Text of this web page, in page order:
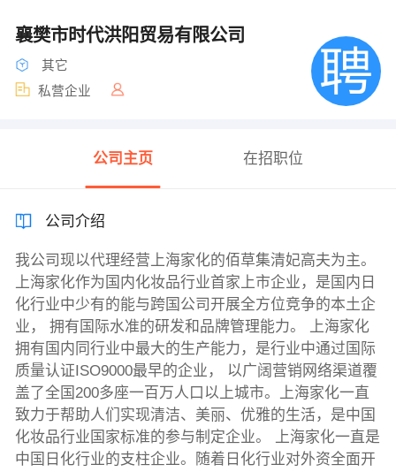
襄樊市时代洪阳贸易有限公司
其它
私营企业
公司主页 在招职位
公司介绍
我公司现以代理经营上海家化的佰草集清妃高夫为主。
上海家化作为国内化妆品行业首家上市企业，是国内日
化行业中少有的能与跨国公司开展全方位竞争的本土企
业， 拥有国际水准的研发和品牌管理能力。 上海家化
拥有国内同行业中最大的生产能力，是行业中通过国际
质量认证ISO9000最早的企业， 以广阔营销网络渠道覆
盖了全国200多座一百万人口以上城市。上海家化一直
致力于帮助人们实现清洁、美丽、优雅的生活，是中国
化妆品行业国家标准的参与制定企业。 上海家化一直是
中国日化行业的支柱企业。随着日化行业对外资全面开